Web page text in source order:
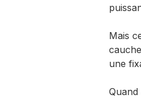
Mais
une